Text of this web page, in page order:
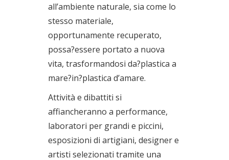
all’ambiente naturale, sia come lo
stesso materiale,
opportunamente recuperato,
possa?essere portato a nuova
vita, trasformandosi da?plastica a
mare?in?plastica d’amare.
Attività e dibattiti si
affiancheranno a performance,
laboratori per grandi e piccini,
esposizioni di artigiani, designer e
artisti selezionati tramite una